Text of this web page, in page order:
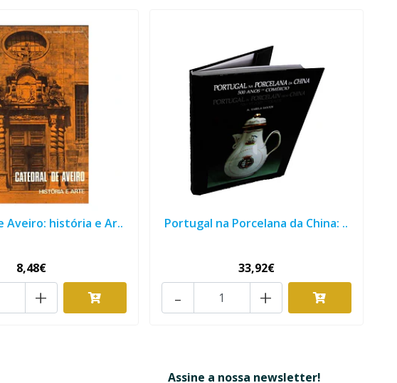
Aveiro: história e Ar..
8,48€
+
Portugal na Porcelana da China: ..
33,92€
+
-
Assine a nossa newsletter!